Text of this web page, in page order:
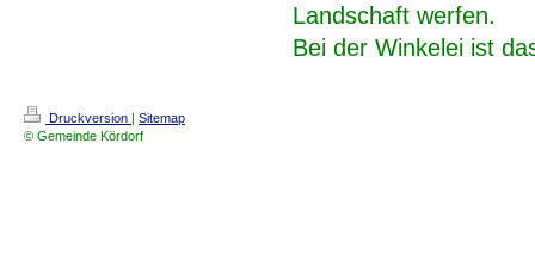
Landschaft werfen.
Bei der Winkelei ist
Druckversion | Sitemap
© Gemeinde Kördorf